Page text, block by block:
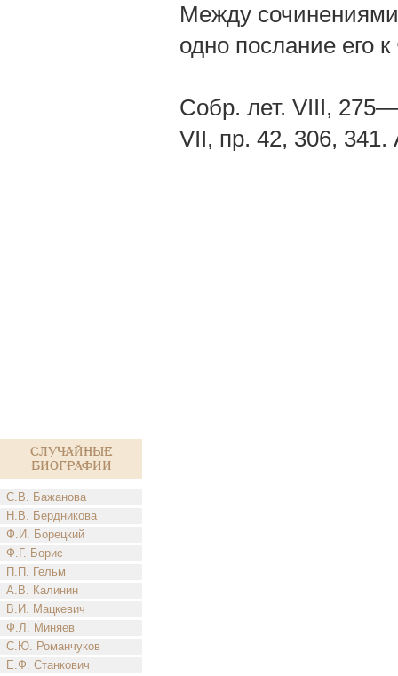
Случайные
биографии
С.В. Бажанова
Н.В. Бердникова
Ф.И. Борецкий
Ф.Г. Борис
П.П. Гельм
А.В. Калинин
В.И. Мацкевич
Ф.Л. Миняев
С.Ю. Романчуков
Е.Ф. Станкович
Между
одно послание его
Собр. лет. VIII,
VII, пр. 42, 306,